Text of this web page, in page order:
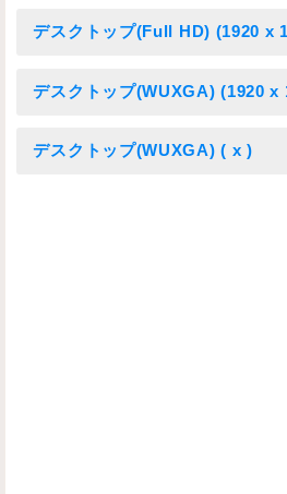
デスクトップ(Full HD) (1920 x
デスクトップ(WUXGA) (1920 x
デスクトップ(WUXGA) ( x )